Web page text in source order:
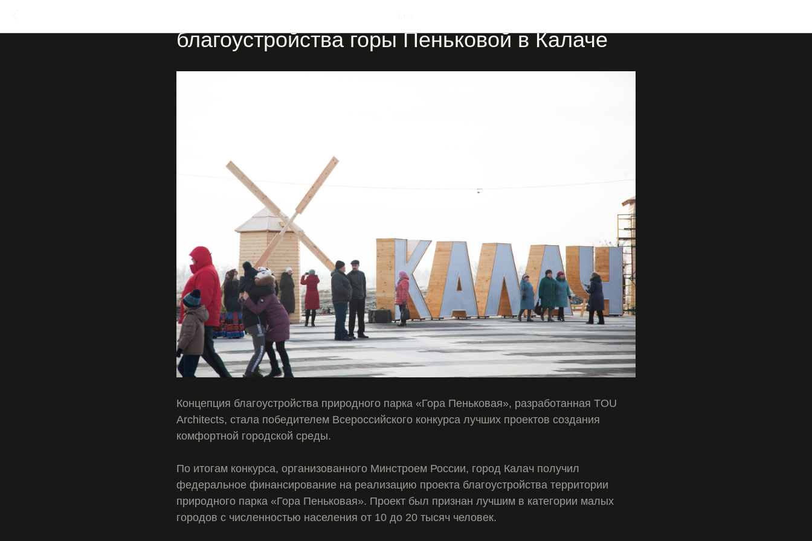
благоустройства горы Пеньковой в Калаче
Концепция благоустройства природного парка «Гора Пеньковая», разработанная TOU
Architects, стала победителем Всероссийского конкурса лучших проектов создания
комфортной городской среды.
По итогам конкурса, организованного Минстроем России, город Калач получил
федеральное финансирование на реализацию проекта благоустройства территории
природного парка «Гора Пеньковая». Проект был признан лучшим в категории малых
городов с численностью населения от 10 до 20 тысяч человек.